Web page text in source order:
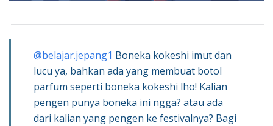
@belajar.jepang1 Boneka kokeshi imut dan
lucu ya, bahkan ada yang membuat botol
parfum seperti boneka kokeshi lho! Kalian
pengen punya boneka ini ngga? atau ada
dari kalian yang pengen ke festivalnya? Bagi